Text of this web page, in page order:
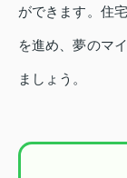
ができます。住
を進め、夢のマ
ましょう。